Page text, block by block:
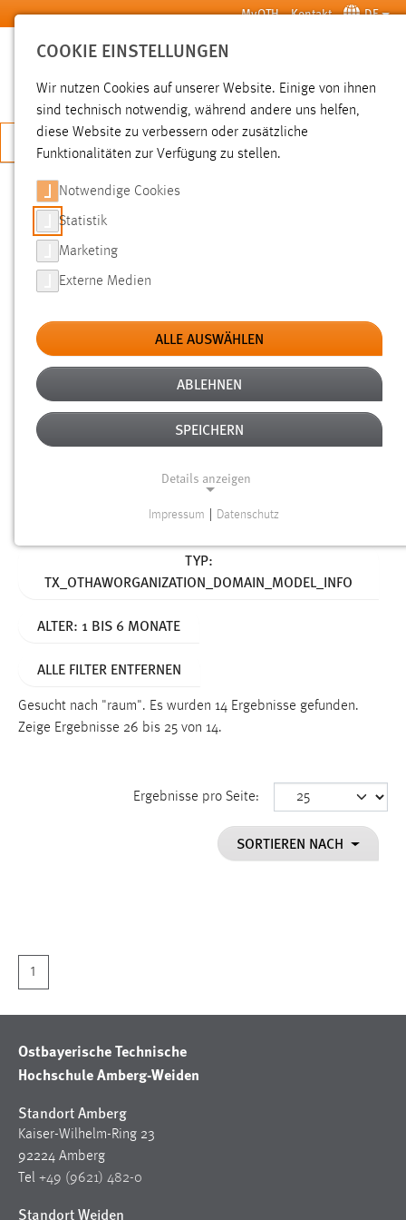
Zum Hauptinhalt springen MyOTH Kontakt DE
SUCHE
JETZT BEWERBEN
SUCHE
FILTER
Typ
Erstellungsdatum
Alter
TYP:
TX_OTHAWORGANIZATION_DOMAIN_MODEL_INFO
ALTER: 1 BIS 6 MONATE
ALLE FILTER ENTFERNEN
Gesucht nach "raum". Es wurden 14 Ergebnisse gefunden.
Zeige Ergebnisse 26 bis 25 von 14.
Ergebnisse pro Seite:
SORTIEREN NACH
1
Ostbayerische Technische
Hochschule Amberg-Weiden
Standort Amberg
Kaiser-Wilhelm-Ring 23
92224 Amberg
Tel +49 (9621) 482-0
Standort Weiden
COOKIE EINSTELLUNGEN
Wir nutzen Cookies auf unserer Website. Einige von ihnen
sind technisch notwendig, während andere uns helfen,
diese Website zu verbessern oder zusätzliche
Funktionalitäten zur Verfügung zu stellen.
Notwendige Cookies
Statistik
Marketing
Externe Medien
ALLE AUSWÄHLEN
ABLEHNEN
SPEICHERN
Details anzeigen
Notwendige Cookies ermöglichen grundlegende
Funktionen und sind für die einwandfreie Funktion der
cookie_consent
Zweck:
Cookie Laufzeit:
Sprachpräferenz
site-language-preference
Zweck:
Das Cookie speichert die gewählte Sprache der Website.
Cookie Laufzeit:
Impressum Datenschutz